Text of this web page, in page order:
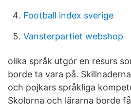
Football index sverige
Vansterpartiet webshop
olika språk utgör en resurs
borde ta vara på.
och pojkars språkliga
Skolorna och lärarna borde